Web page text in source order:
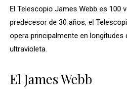
El Telescopio James Webb es 100
predecesor de 30 años, el
opera principalmente en longitudes
ultravioleta.
El James Webb